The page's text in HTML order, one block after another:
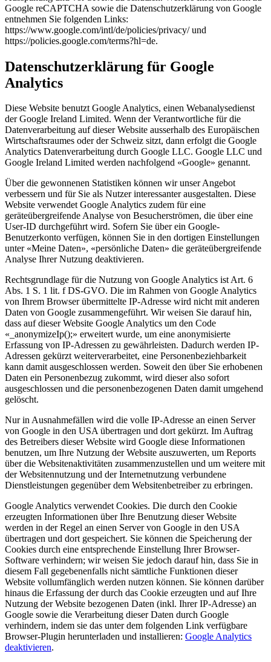
Google reCAPTCHA sowie die Datenschutzerklärung von Google
entnehmen Sie folgenden Links:
https://www.google.com/intl/de/policies/privacy/ und
https://policies.google.com/terms?hl=de.
Datenschutzerklärung für Google
Analytics
Diese Website benutzt Google Analytics, einen Webanalysedienst
der Google Ireland Limited. Wenn der Verantwortliche für die
Datenverarbeitung auf dieser Website ausserhalb des Europäischen
Wirtschaftsraumes oder der Schweiz sitzt, dann erfolgt die Google
Analytics Datenverarbeitung durch Google LLC. Google LLC und
Google Ireland Limited werden nachfolgend «Google» genannt.
Über die gewonnenen Statistiken können wir unser Angebot
verbessern und für Sie als Nutzer interessanter ausgestalten. Diese
Website verwendet Google Analytics zudem für eine
geräteübergreifende Analyse von Besucherströmen, die über eine
User-ID durchgeführt wird. Sofern Sie über ein Google-
Benutzerkonto verfügen, können Sie in den dortigen Einstellungen
unter «Meine Daten», «persönliche Daten» die geräteübergreifende
Analyse Ihrer Nutzung deaktivieren.
Rechtsgrundlage für die Nutzung von Google Analytics ist Art. 6
Abs. 1 S. 1 lit. f DS-GVO. Die im Rahmen von Google Analytics
von Ihrem Browser übermittelte IP-Adresse wird nicht mit anderen
Daten von Google zusammengeführt. Wir weisen Sie darauf hin,
dass auf dieser Website Google Analytics um den Code
«_anonymizeIp();» erweitert wurde, um eine anonymisierte
Erfassung von IP-Adressen zu gewährleisten. Dadurch werden IP-
Adressen gekürzt weiterverarbeitet, eine Personenbeziehbarkeit
kann damit ausgeschlossen werden. Soweit den über Sie erhobenen
Daten ein Personenbezug zukommt, wird dieser also sofort
ausgeschlossen und die personenbezogenen Daten damit umgehend
gelöscht.
Nur in Ausnahmefällen wird die volle IP-Adresse an einen Server
von Google in den USA übertragen und dort gekürzt. Im Auftrag
des Betreibers dieser Website wird Google diese Informationen
benutzen, um Ihre Nutzung der Website auszuwerten, um Reports
über die Websitenaktivitäten zusammenzustellen und um weitere mit
der Websitennutzung und der Internetnutzung verbundene
Dienstleistungen gegenüber dem Websitenbetreiber zu erbringen.
Google Analytics verwendet Cookies. Die durch den Cookie
erzeugten Informationen über Ihre Benutzung dieser Website
werden in der Regel an einen Server von Google in den USA
übertragen und dort gespeichert. Sie können die Speicherung der
Cookies durch eine entsprechende Einstellung Ihrer Browser-
Software verhindern; wir weisen Sie jedoch darauf hin, dass Sie in
diesem Fall gegebenenfalls nicht sämtliche Funktionen dieser
Website vollumfänglich werden nutzen können. Sie können darüber
hinaus die Erfassung der durch das Cookie erzeugten und auf Ihre
Nutzung der Website bezogenen Daten (inkl. Ihrer IP-Adresse) an
Google sowie die Verarbeitung dieser Daten durch Google
verhindern, indem sie das unter dem folgenden Link verfügbare
Browser-Plugin herunterladen und installieren: Google Analytics
deaktivieren.